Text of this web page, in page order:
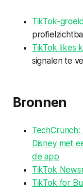
TikTok-
TikTok likes
signalen te
Bronnen
Disney met
de app
TikTok
TikTok for